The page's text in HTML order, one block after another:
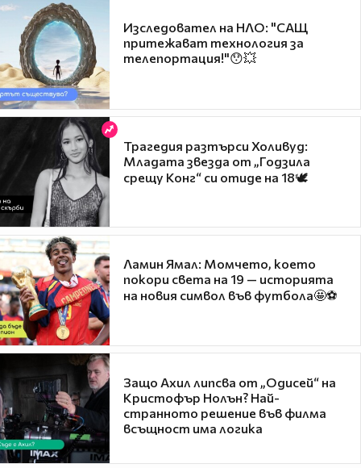
Изследовател на НЛО: "САЩ
притежават технология за
телепортация!"😯💥
Трагедия разтърси Холивуд:
Младата звезда от „Годзила
срещу Конг“ си отиде на 18🕊️
Ламин Ямал: Момчето, което
покори света на 19 — историята
на новия символ във футбола🤩⚽
Защо Ахил липсва от „Одисей“ на
Кристофър Нолън? Най-
странното решение във филма
всъщност има логика